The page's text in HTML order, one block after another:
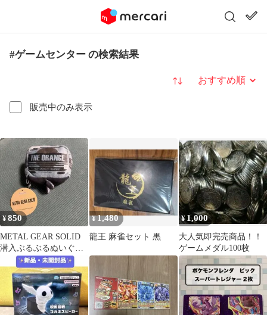
#ゲームセンター の検索結果
販売中のみ表示
並び替え
¥850
METAL GEAR SOLID
潜入ぶるぶるぬいぐる
¥1,480
龍王 麻雀セット 黒
¥ 1,000
大人気即完売商品！！
ゲームメダル100枚